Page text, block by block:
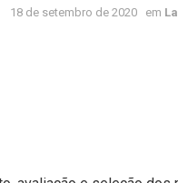
18 de setembro de 2020 em